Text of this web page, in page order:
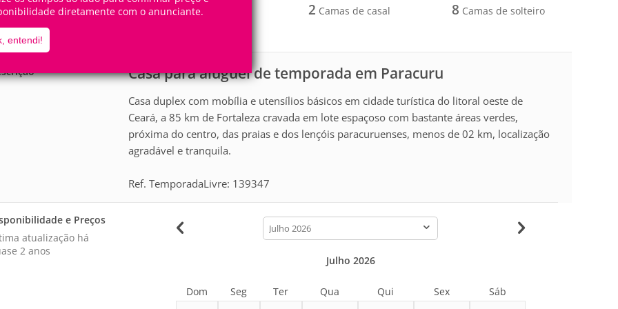
diretamente com o anunciante.
entendi!
12Pessoas 4Quartos 2 Camas de casal 8 Camas de solteiro
Casa para aluguel de temporada em Paracuru
Casa duplex com mobília e utensílios básicos em cidade turística do litoral oeste de
Ceará, a 85 km de Fortaleza cravada em lote espaçoso com bastante áreas verdes,
próxima do centro, das praias e dos lençóis paracuruenses, menos de 02 km, localização
agradável e tranquila.
Ref. TemporadaLivre: 139347
e Preços
atualização há
2 anos
calendar-
month
Julho 2026
Dom Seg Ter Qua Qui Sex Sáb